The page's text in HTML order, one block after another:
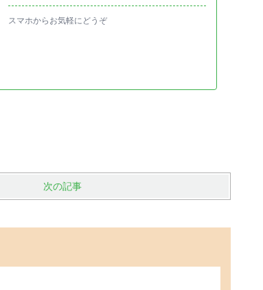
スマホからお気軽にどうぞ
次の記事